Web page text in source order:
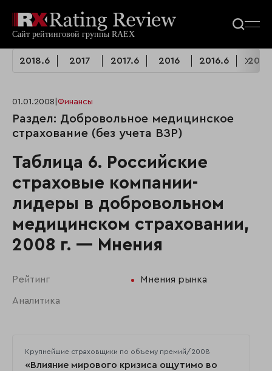
2018.6 2017 2017.6 2016 2016.6 2015
01.01.2008 Финансы
Раздел: Добровольное медицинское
страхование (без учета ВЗР)
Таблица 6. Российские
страховые компании-
лидеры в добровольном
медицинском страховании,
2008 г. — Мнения
Рейтинг Мнения рынка
Аналитика
Крупнейшие страховщики по объему премий/2008
«Влияние мирового кризиса ощутимо во